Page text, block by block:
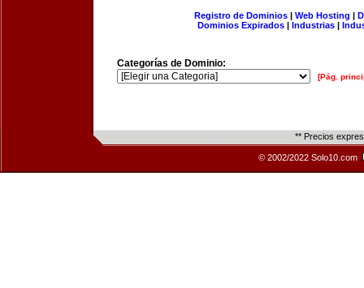
Registro de Dominios| Web Hosting |
Dominios Expirados | Industrias |
Categorías de Dominio:
[Pág.
** Precios
© 2002/2022 Solo10.com